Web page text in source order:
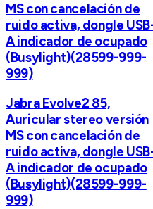
MS con cancelación de
ruido activa, dongle
A indicador de ocupado
(Busylight)(28599-999-
999)
Jabra Evolve2 85,
Auricular stereo versión
MS con cancelación de
ruido activa, dongle
A indicador de ocupado
(Busylight)(28599-999-
999)